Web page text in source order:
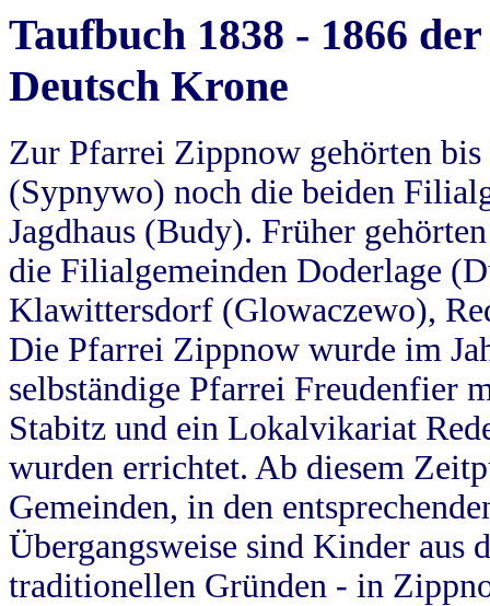
Taufbuch 1838 - 1866
Deutsch Krone
Zur Pfarrei Zippnow gehörten
(Sypnywo) noch die beiden
Jagdhaus (Budy). Früher
die Filialgemeinden Doderlage
Klawittersdorf (Glowaczewo),
Die Pfarrei Zippnow wurde im
selbständige Pfarrei Freudenfier
Stabitz und ein Lokalvikariat
wurden errichtet. Ab diesem
Gemeinden, in den
Übergangsweise sind Kinder aus
traditionellen Gründen - in